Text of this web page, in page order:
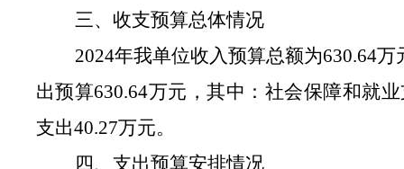
三、收支预算总体情况
2024年我单位收入预算总额为630.64万
出预算630.64万元，其中：社会保障和就业
支出40.27万元。
四、 支出预算安排情况